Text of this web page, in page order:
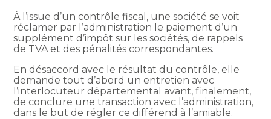
À l’issue d’un contrôle fiscal, une société se voit
réclamer par l’administration le paiement d’un
supplément d’impôt sur les sociétés, de rappels
de TVA et des pénalités correspondantes.
En désaccord avec le résultat du contrôle, elle
demande tout d’abord un entretien avec
l’interlocuteur départemental avant, finalement,
de conclure une transaction avec l’administration,
dans le but de régler ce différend à l’amiable.